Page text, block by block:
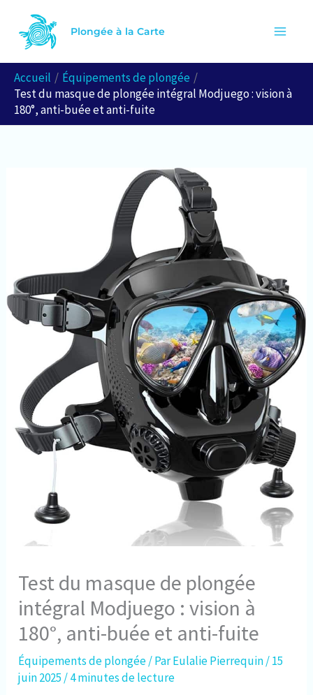
contenu
Plongée à la Carte
Accueil
Équipements de plongée
Test du masque de plongée intégral Modjuego : vision à
180°, anti-buée et anti-fuite
Test du masque de plongée
intégral Modjuego : vision à
180°, anti-buée et anti-fuite
Équipements de plongée/ ParEulalie Pierrequin/15
juin 2025 /4 minutes de lecture
e
h
e
r